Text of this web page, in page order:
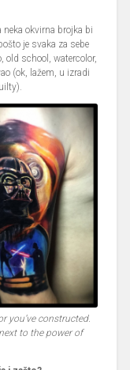
okvirna brojka bi
je svaka za sebe
old school, watercolor,
(ok, lažem, u izradi
you’ve constructed.
to the power of